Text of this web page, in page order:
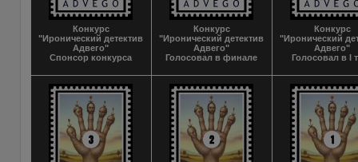
Конкурс
"Иронический детектив
Адвего"
Спонсор конкурса
Конкурс
"Иронический детектив
Адвего"
Голосовал в финале
Конкурс
"Иронический
Адвего"
Голосовал в I